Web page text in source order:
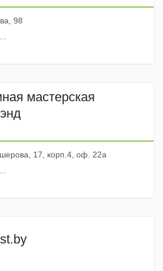
98
мастерская
17, корп.4, оф. 22а